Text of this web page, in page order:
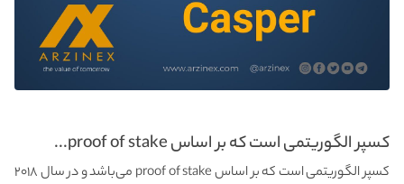
کسپر الگوریتمی است که بر اساس proof of stake...
کسپر الگوریتمی است که بر اساس proof of stake می‌باشد و در سال ۲۰۱۸